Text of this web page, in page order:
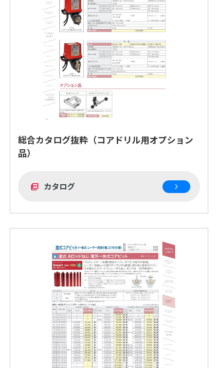
総合カタログ抜粋（コアドリル用オプション
品）
picture_as_pdf カタログ